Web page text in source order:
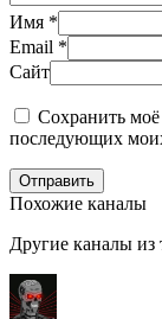
Имя *
Email *
Сайт
Сохранить моё
последующих
Отправить
Похожие каналы
Другие каналы из